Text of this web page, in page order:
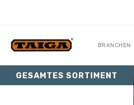
BRANCHEN
GESAMTES SORTIMENT